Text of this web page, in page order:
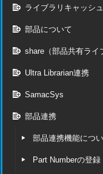
ライブラリキャッシ
部品について
share（部品共有ライ
Ultra Librarian連携
SamacSys
部品連携
部品連携機能につ
Part Numberの登録